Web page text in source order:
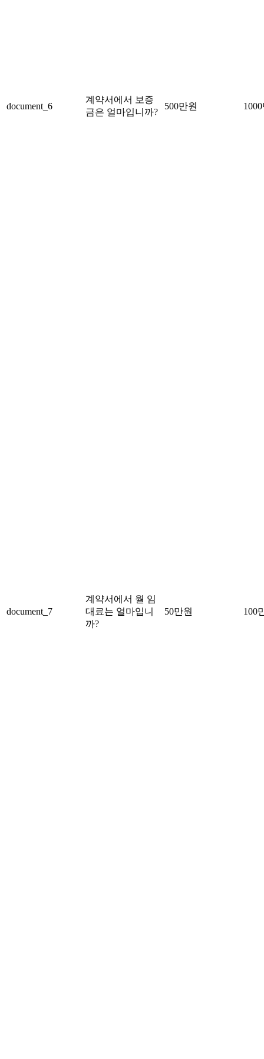
document_6
계약서에서 보증
금은 얼마입니까?
500만원
document_7
계약서에서 월 임
대료는 얼마입니
까?
50만원 100